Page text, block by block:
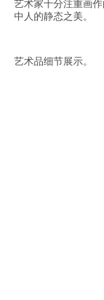
艺术家十分注重画
中人的静态之美。
艺术品细节展示。